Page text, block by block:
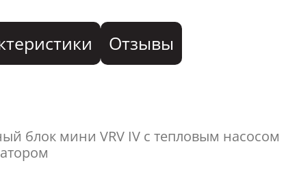
Отзывы
блок мини VRV IV с тепловым насосом